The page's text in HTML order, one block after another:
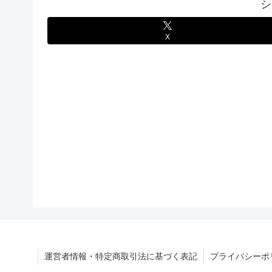
X
運営者情報・特定商取引法に基づく表記 プライバシーポ